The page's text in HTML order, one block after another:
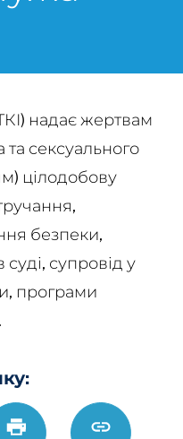
надає жертвам
сексуального
цілодобову
безпеки,
суді, супровід у
програми
https://
Link